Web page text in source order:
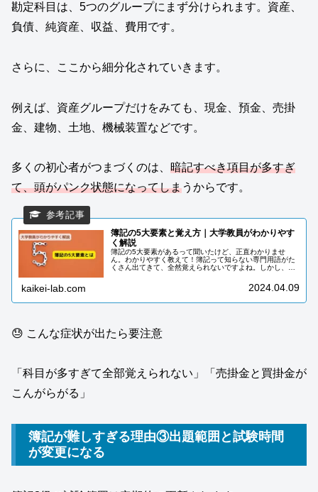
勘定科目は、5つのグループにまず分けられます。資産、
負債、純資産、収益、費用です。
さらに、ここから細分化されていきます。
例えば、資産グループだけをみても、現金、預金、売掛
金、建物、土地、機械装置などです。
多くの初心者がつまづくのは、 暗記すべき項目が多すぎ
て、頭がパンク状態になってしまうからです。
簿記の5大要素と覚え方｜大学教員がわかりやす
く解説
簿記の5大要素があるって聞いたけど、正直わかりませ
ん。わかりやすく教えて！簿記って知らない専門用語がた
くさん出てきて、全然覚えられないですよね。しかし、ま
kaikei-lab.com 2024.04.09
😓 こんな症状が出たら要注意
「科目が多すぎて全部覚えられない」「売掛金と買掛金が
こんがらがる」
簿記が難しすぎる理由③出題範囲と試験時間
が変更になる